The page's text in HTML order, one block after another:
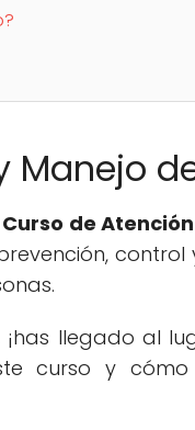
Manejo
Curso de
llegado al
curso y